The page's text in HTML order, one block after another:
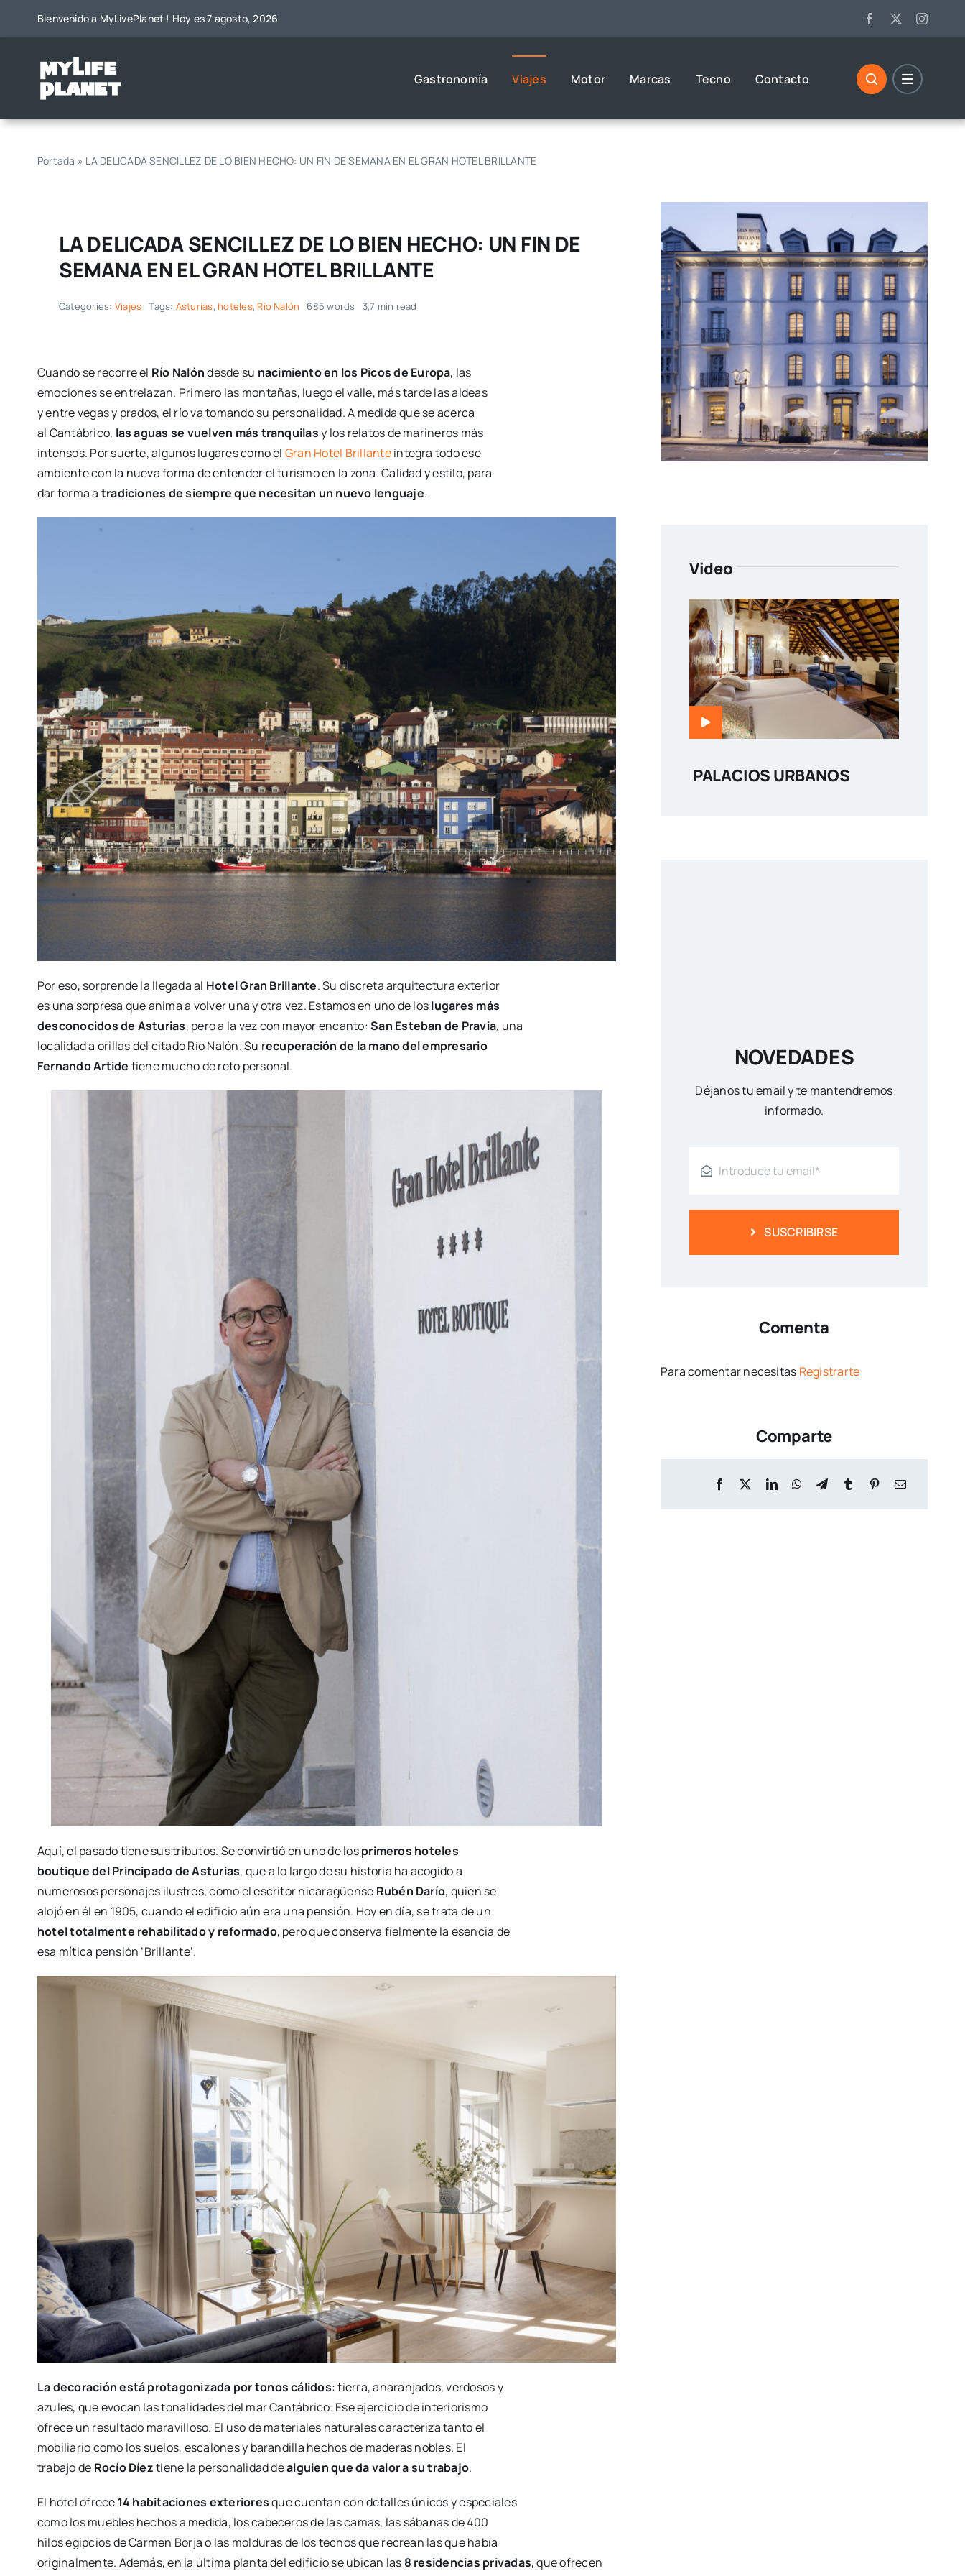
Bienvenido a MyLivePlanet ! Hoy es 7 agosto, 2026
Gastronomía Viajes Motor Marcas Tecno Contacto
Portada » LA DELICADA SENCILLEZ DE LO BIEN HECHO: UN FIN DE SEMANA EN EL GRAN HOTEL BRILLANTE
LA DELICADA SENCILLEZ DE LO BIEN HECHO: UN FIN DE
SEMANA EN EL GRAN HOTEL BRILLANTE
Categories: Viajes Tags: Asturias, hoteles, Río Nalón 685 words 3,7 min read
Cuando se recorre el Río Nalóndesde su nacimiento en los Picos de Europa, las
emociones se entrelazan. Primero las montañas, luego el valle, más tarde las aldeas
y entre vegas y prados, el río va tomando su personalidad. A medida que se acerca
al Cantábrico, las aguas se vuelven más tranquilasy los relatos de marineros más
intensos. Por suerte, algunos lugares como el Gran Hotel Brillanteintegra todo ese
ambiente con la nueva forma de entender el turismo en la zona. Calidad y estilo, para
dar forma a tradiciones de siempre que necesitan un nuevo lenguaje.
Por eso, sorprende la llegada al Hotel Gran Brillante. Su discreta arquitectura exterior
es una sorpresa que anima a volver una y otra vez. Estamos en uno de loslugares más
desconocidos de Asturias, pero a la vez con mayor encanto:San Esteban de Pravia, una
localidad a orillas del citado Río Nalón. Su recuperación de la mano del empresario
Fernando Artide tiene mucho de reto personal.
Aquí, el pasado tiene sus tributos. Se convirtió en uno de losprimeros hoteles
boutique del Principado de Asturias, que a lo largo de su historia ha acogido a
numerosos personajes ilustres, como el escritor nicaragüense Rubén Darío, quien se
alojó en él en 1905, cuando el edificio aún era una pensión. Hoy en día, se trata de un
hotel totalmente rehabilitado y reformado, pero que conserva fielmente la esencia de
esa mítica pensión ‘Brillante’.
La decoración está protagonizada por tonos cálidos: tierra, anaranjados, verdosos y
azules, que evocan las tonalidades del mar Cantábrico. Ese ejercicio de interiorismo
ofrece un resultado maravilloso. El uso de materiales naturales caracteriza tanto el
mobiliario como los suelos, escalones y barandilla hechos de maderas nobles. El
trabajo de Rocío Díeztiene la personalidad dealguien que da valor a su trabajo.
El hotel ofrece 14 habitaciones exterioresque cuentan con detalles únicos y especiales
como los muebles hechos a medida, los cabeceros de las camas, las sábanas de 400
hilos egipcios de Carmen Borja o las molduras de los techos que recrean las que había
originalmente. Además, en la última planta del edificio se ubican las 8 residencias privadas, que ofrecen
Video
PALACIOS URBANOS
NOVEDADES
Déjanos tu email y te mantendremos
informado.
SUSCRIBIRSE
Comenta
Para comentar necesitas Registrarte
Comparte